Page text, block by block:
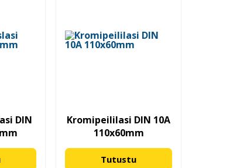
DIN
Kromipeililasi DIN 10A
110x60mm
Tutustu